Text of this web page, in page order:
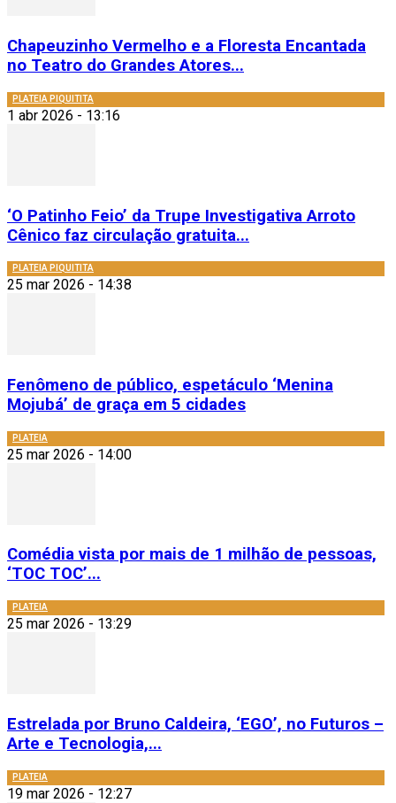
Chapeuzinho Vermelho e a Floresta Encantada
no Teatro do Grandes Atores...
PLATEIA PIQUITITA
1 abr 2026 - 13:16
‘O Patinho Feio’ da Trupe Investigativa Arroto
Cênico faz circulação gratuita...
PLATEIA PIQUITITA
25 mar 2026 - 14:38
Fenômeno de público, espetáculo ‘Menina
Mojubá’ de graça em 5 cidades
PLATEIA
25 mar 2026 - 14:00
Comédia vista por mais de 1 milhão de pessoas,
‘TOC TOC’...
PLATEIA
25 mar 2026 - 13:29
Estrelada por Bruno Caldeira, ‘EGO’, no Futuros –
Arte e Tecnologia,...
PLATEIA
19 mar 2026 - 12:27